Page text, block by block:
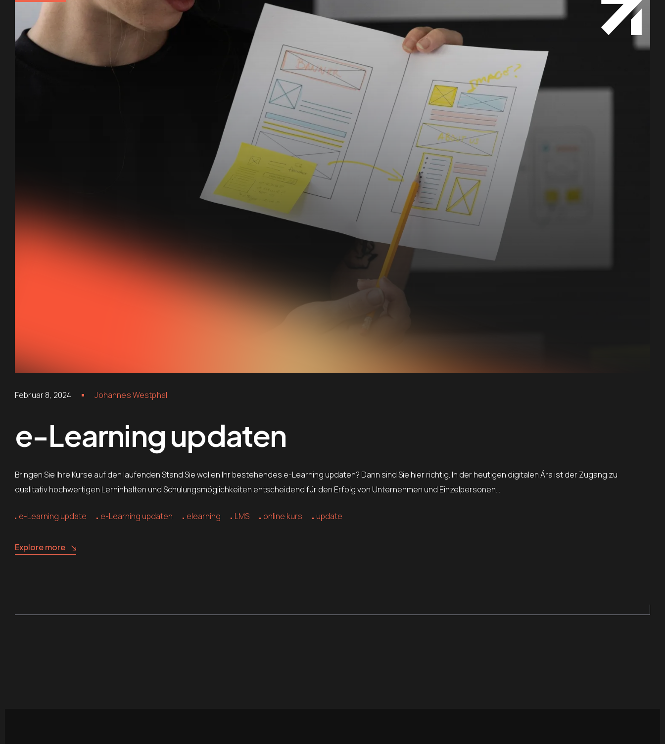
Februar 8, 2024 Johannes Westphal
e-Learning updaten
Bringen Sie Ihre Kurse auf den laufenden Stand Sie wollen Ihr bestehendes e-Learning updaten? Dann sind Sie hier richtig. In der heutigen digitalen Ära ist der Zugang zu
qualitativ hochwertigen Lerninhalten und Schulungsmöglichkeiten entscheidend für den Erfolg von Unternehmen und Einzelpersonen….
e-Learning update e-Learning updaten elearning LMS online kurs update
Explore more